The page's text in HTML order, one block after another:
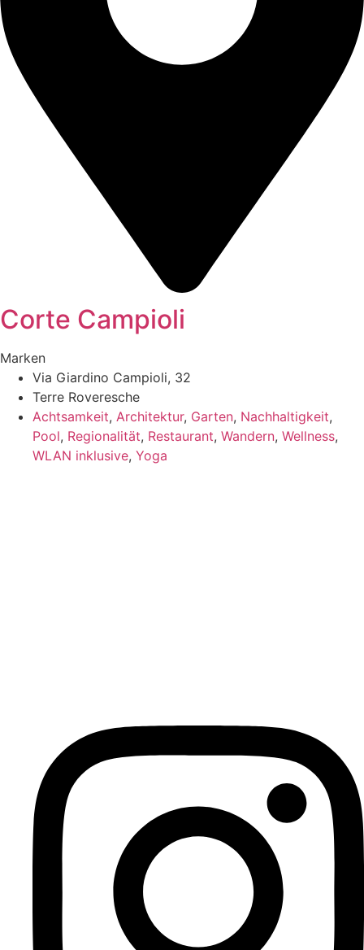
Corte Campioli
Marken
Via Giardino Campioli, 32
Terre Roveresche
Achtsamkeit, Architektur, Garten, Nachhaltigkeit,
Pool, Regionalität, Restaurant, Wandern, Wellness,
WLAN inklusive, Yoga